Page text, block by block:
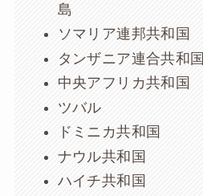
島
ソマリア連邦共和国
タンザニア連合共和国
中央アフリカ共和国
ツバル
ドミニカ共和国
ナウル共和国
ハイチ共和国